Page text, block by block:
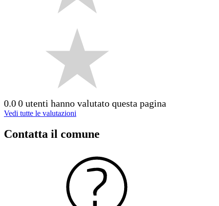
0.00 utenti hanno valutato questa pagina
Vedi tutte le valutazioni
Contatta il comune